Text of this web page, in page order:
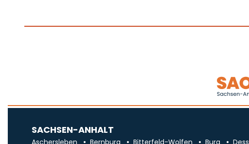
SACHSEN-ANHALT